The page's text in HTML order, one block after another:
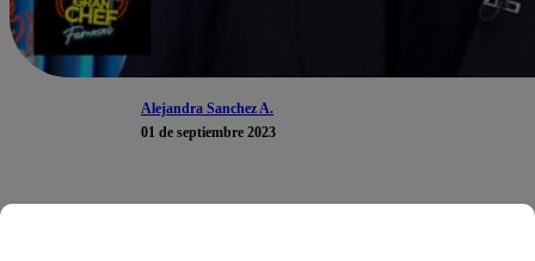
Alejandra Sanchez A.
01 de septiembre 2023
” va